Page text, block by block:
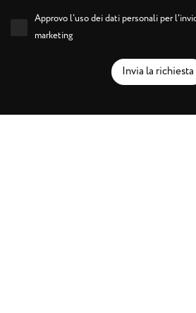
Approvo l'uso dei dati personali per
marketing
Invia la richiesta